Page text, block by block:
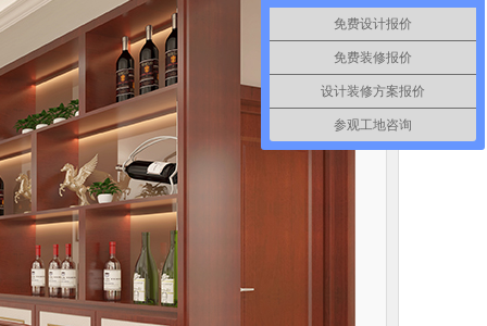
免费设计报价
免费装修报价
设计装修方案报价
参观工地咨询